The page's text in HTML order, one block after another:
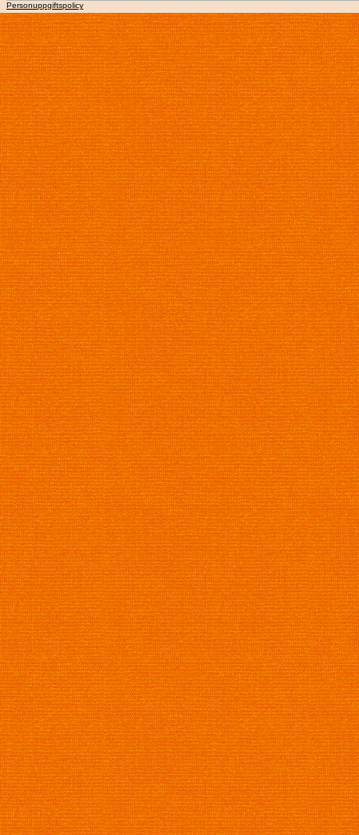
Personuppgiftspolicy